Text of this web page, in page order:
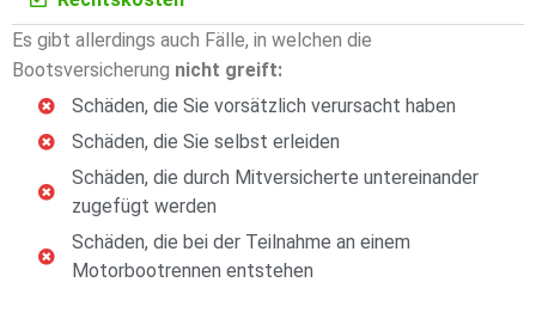
Es gibt allerdings auch Fälle, in welchen die
Bootsversicherung nicht greift:
Schäden, die Sie vorsätzlich verursacht haben
Schäden, die Sie selbst erleiden
Schäden, die durch Mitversicherte untereinander
zugefügt werden
Schäden, die bei der Teilnahme an einem
Motorbootrennen entstehen